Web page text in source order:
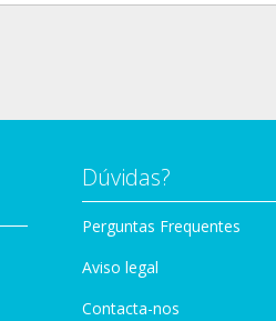
Dúvidas?
Perguntas Frequentes
Aviso legal
Contacta-nos